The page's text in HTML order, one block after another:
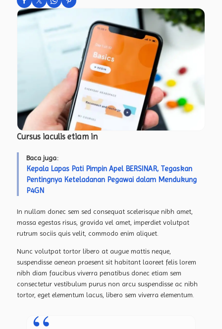
Cursus iaculis etiam in
Baca juga:
Kepala Lapas Pati Pimpin Apel BERSINAR, Tegaskan
Pentingnya Keteladanan Pegawai dalam Mendukung
P4GN
In nullam donec sem sed consequat scelerisque nibh amet,
massa egestas risus, gravida vel amet, imperdiet volutpat
rutrum sociis quis velit, commodo enim aliquet.
Nunc volutpat tortor libero at augue mattis neque,
suspendisse aenean praesent sit habitant laoreet felis lorem
nibh diam faucibus viverra penatibus donec etiam sem
consectetur vestibulum purus non arcu suspendisse ac nibh
tortor, eget elementum lacus, libero sem viverra elementum.